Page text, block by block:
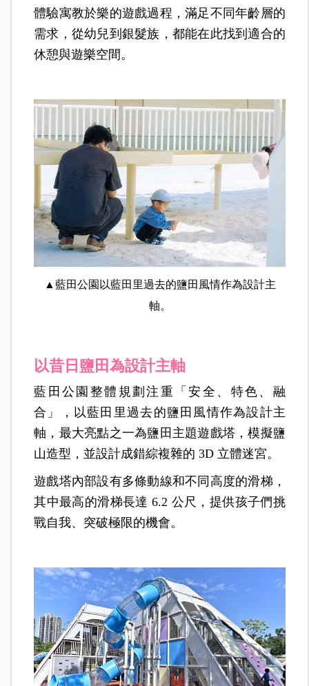
體驗寓教於樂的遊戲過程，滿足不同年齡層的
需求，從幼兒到銀髮族，都能在此找到適合的
休憩與遊樂空間。
▲藍田公園以藍田里過去的鹽田風情作為設計主
軸。
以昔日鹽田為設計主軸
藍田公園整體規劃注重「安全、特色、融
合」，以藍田里過去的鹽田風情作為設計主
軸，最大亮點之一為鹽田主題遊戲塔，模擬鹽
山造型，並設計成錯綜複雜的 3D 立體迷宮。
遊戲塔內部設有多條動線和不同高度的滑梯，
其中最高的滑梯長達 6.2 公尺，提供孩子們挑
戰自我、突破極限的機會。